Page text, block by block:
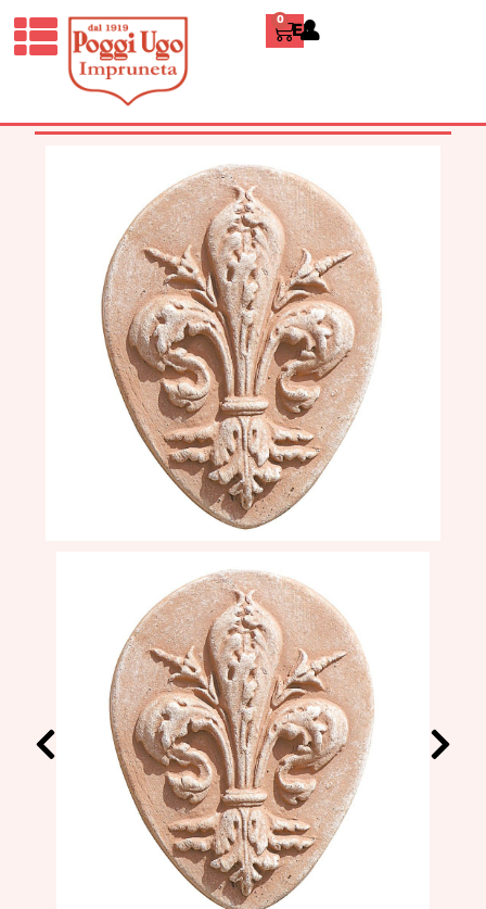
0 ENGLISH
HOME/CLASSICI
PANNELLI
DECORATIVI/ GIGLIO DI FIRENZE IN
GOCCIA TERRACOTTA IMPRUNETA